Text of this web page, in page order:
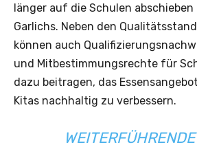
länger auf die Schulen
Garlichs. Neben den
können auch
und Mitbestimmungsrechte für
dazu beitragen, das
Kitas nachhaltig zu verbessern.